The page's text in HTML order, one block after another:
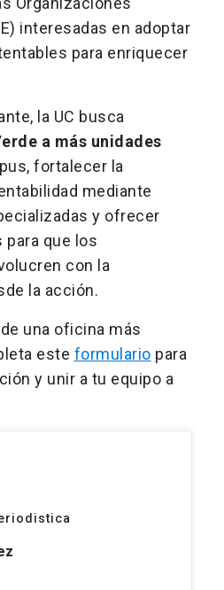
interesadas en adoptar
para enriquecer
la UC busca
a más unidades
fortalecer la
mediante
y ofrecer
para que los
con la
la acción.
una oficina más
este formulario para
y unir a tu equipo a